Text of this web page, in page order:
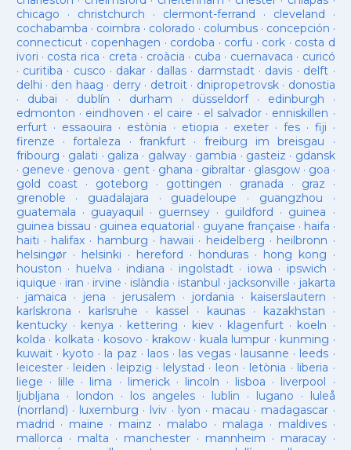
chicago · christchurch · clermont-ferrand · cleveland ·
cochabamba · coimbra · colorado · columbus· concepción ·
connecticut· copenhagen · cordoba · corfu · cork · costa d
ivori · costa rica · creta · croàcia · cuba · cuernavaca · curicó
· curitiba · cusco · dakar · dallas · darmstadt· davis · delft ·
delhi · den haag · derry· detroit· dnipropetrovsk· donostia
· dubai · dublín · durham · düsseldorf· edinburgh ·
edmonton · eindhoven · el caire · el salvador · enniskillen ·
erfurt· essaouira · estònia · etiopia · exeter· fes· fiji ·
firenze ·fortaleza · frankfurt· freiburg im breisgau ·
fribourg · galati · galiza · galway· gambia · gasteiz · gdansk
· geneve · genova · gent· ghana · gibraltar· glasgow· goa ·
gold coast · goteborg · gottingen · granada · graz ·
grenoble · guadalajara · guadeloupe · guangzhou ·
guatemala · guayaquil · guernsey· guildford · guinea ·
guinea bissau · guinea equatorial · guyane française · haifa ·
haiti · halifax · hamburg · hawaii · heidelberg · heilbronn ·
helsingør· helsinki · hereford · honduras· hong kong ·
houston · huelva · indiana · ingolstadt· iowa · ipswich ·
iquique · iran · irvine · islàndia · istanbul · jacksonville · jakarta
· jamaica · jena · jerusalem · jordania · kaiserslautern ·
karlskrona · karlsruhe · kassel · kaunas· kazakhstan ·
kentucky· kenya · kettering · kiev· klagenfurt · koeln ·
kolda · kolkata · kosovo · krakow· kuala lumpur · kunming ·
kuwait· kyoto · la paz · laos· las vegas· lausanne · leeds ·
leicester· leiden · leipzig · lelystad · leon · letònia · liberia ·
liege · lille · lima · limerick· lincoln · lisboa · liverpool ·
ljubljana · london · los angeles· lublin · lugano · luleå
(norrland) · luxemburg · lviv · lyon · macau · madagascar·
madrid · maine · mainz · malabo · malaga · maldives·
mallorca · malta · manchester· mannheim · maracay·